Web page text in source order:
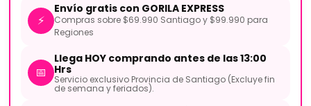
⚡
Envío gratis con GORILA EXPRESS
Compras sobre $69.990 Santiago y $99.990 para
Regiones
📅
Llega HOY comprando antes de las 13:00
Hrs
Servicio exclusivo Provincia de Santiago (Excluye fin
de semana y feriados).